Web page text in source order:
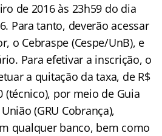
de 2016 às 23h59 do dia
Para tanto, deverão acessar
o Cebraspe (Cespe/UnB), e
Para efetivar a inscrição, o
a quitação da taxa, de R$
(técnico), por meio de Guia
(GRU Cobrança),
qualquer banco, bem como